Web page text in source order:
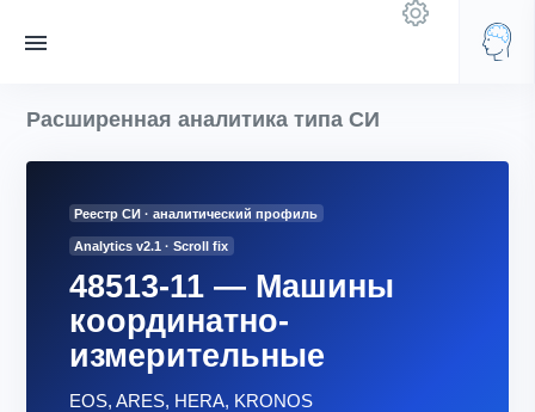
Расширенная аналитика типа СИ
Реестр СИ · аналитический профиль
Analytics v2.1 · Scroll fix
48513-11 — Машины
координатно-
измерительные
EOS, ARES, HERA, KRONOS